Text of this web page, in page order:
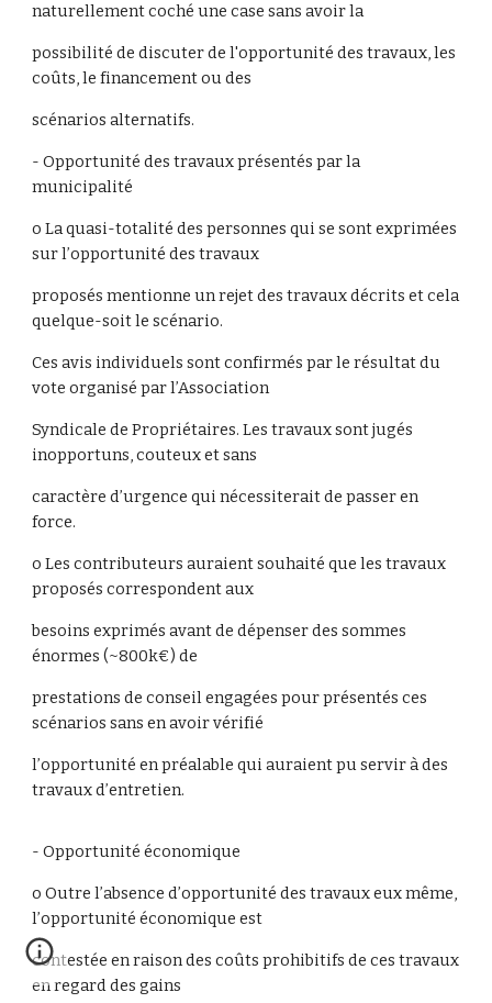
naturellement coché une case sans avoir la
possibilité de discuter de l'opportunité des travaux, les
coûts, le financement ou des
scénarios alternatifs.
- Opportunité des travaux présentés par la
municipalité
o La quasi-totalité des personnes qui se sont exprimées
sur l’opportunité des travaux
proposés mentionne un rejet des travaux décrits et cela
quelque-soit le scénario.
Ces avis individuels sont confirmés par le résultat du
vote organisé par l’Association
Syndicale de Propriétaires. Les travaux sont jugés
inopportuns, couteux et sans
caractère d’urgence qui nécessiterait de passer en
force.
o Les contributeurs auraient souhaité que les travaux
proposés correspondent aux
besoins exprimés avant de dépenser des sommes
énormes (~800k€) de
prestations de conseil engagées pour présentés ces
scénarios sans en avoir vérifié
l’opportunité en préalable qui auraient pu servir à des
travaux d’entretien.
- Opportunité économique
o Outre l’absence d’opportunité des travaux eux même,
l’opportunité économique est
contestée en raison des coûts prohibitifs de ces travaux
en regard des gains